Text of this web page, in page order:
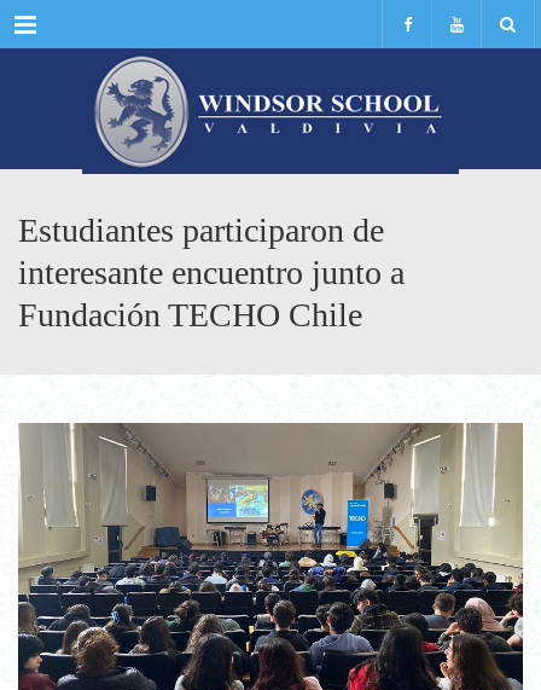
Menu
Estudiantes participaron de
interesante encuentro junto a
Fundación TECHO Chile